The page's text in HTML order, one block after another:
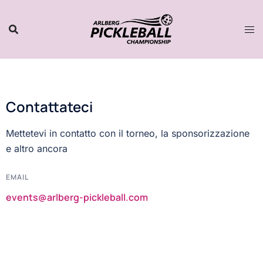
Contattateci
Mettetevi in contatto con il torneo, la sponsorizzazione
e altro ancora
EMAIL
events@arlberg-pickleball.com